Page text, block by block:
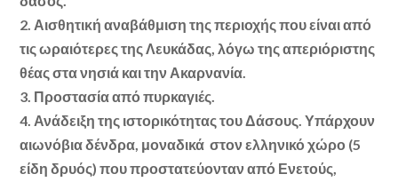
2. Αισθητική αναβάθμιση της περιοχής που είναι από
τις ωραιότερες της Λευκάδας, λόγω της απεριόριστης
θέας στα νησιά και την Ακαρνανία.
3. Προστασία από πυρκαγιές.
4. Ανάδειξη της ιστορικότητας του Δάσους. Υπάρχουν
αιωνόβια δένδρα, μοναδικά στον ελληνικό χώρο (5
είδη δρυός) που προστατεύονταν από Ενετούς,